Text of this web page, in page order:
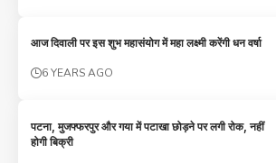
आज दिवाली पर इस शुभ महासंयोग में महा लक्ष्मी करेंगी धन वर्षा
6 YEARS AGO
पटना, मुजफ्फरपुर और गया में पटाखा छोड़ने पर लगी रोक, नहीं
होगी बिक्री